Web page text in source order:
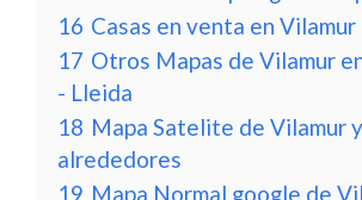
16 Casas en venta en
17 Otros Mapas de Vilamur
- Lleida
18 Mapa Satelite de Vilamur
alrededores
19 Mapa Normal google de